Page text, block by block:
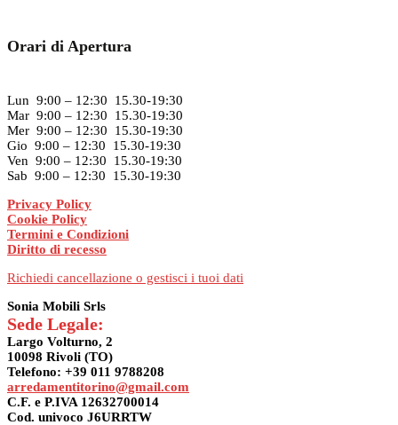
Orari di Apertura
Lun 9:00 – 12:30 15.30-19:30
Mar 9:00 – 12:30 15.30-19:30
Mer 9:00 – 12:30 15.30-19:30
Gio 9:00 – 12:30 15.30-19:30
Ven 9:00 – 12:30 15.30-19:30
Sab 9:00 – 12:30 15.30-19:30
Privacy Policy
Cookie Policy
Termini e Condizioni
Diritto di recesso
Richiedi cancellazione o gestisci i tuoi dati
Sonia Mobili Srls
Sede Legale:
Largo Volturno, 2
10098 Rivoli (TO)
Telefono: +39 011 9788208
arredamentitorino@gmail.com
C.F. e P.IVA 12632700014
Cod. univoco J6URRTW